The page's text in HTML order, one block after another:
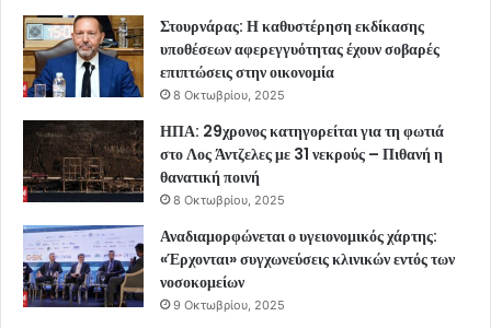
Στουρνάρας: Η καθυστέρηση εκδίκασης
υποθέσεων αφερεγγυότητας έχουν σοβαρές
επιπτώσεις στην οικονομία
8 Οκτωβρίου, 2025
ΗΠΑ: 29χρονος κατηγορείται για τη φωτιά
στο Λος Άντζελες με 31 νεκρούς – Πιθανή η
θανατική ποινή
8 Οκτωβρίου, 2025
Αναδιαμορφώνεται ο υγειονομικός χάρτης:
«Έρχονται» συγχωνεύσεις κλινικών εντός των
νοσοκομείων
9 Οκτωβρίου, 2025